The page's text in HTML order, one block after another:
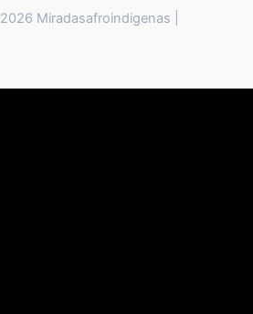
Miradasafroindigenas |